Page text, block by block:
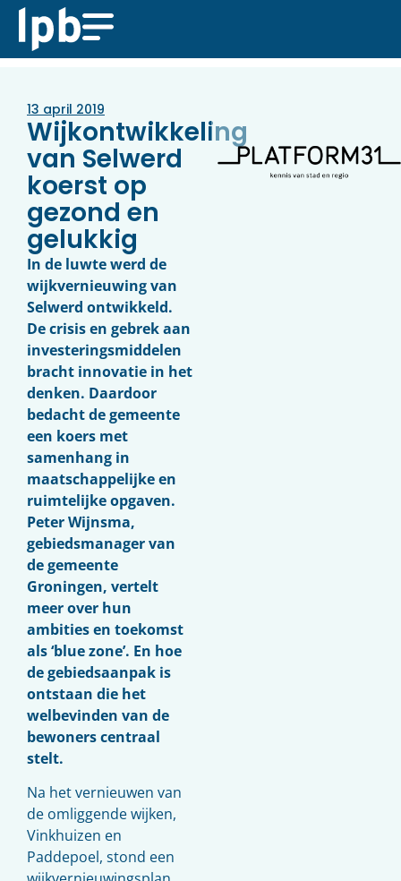
13 april 2019
Wijkontwikkeling
van Selwerd
koerst op
gezond en
gelukkig
In de luwte werd de
wijkvernieuwing van
Selwerd ontwikkeld.
De crisis en gebrek aan
investeringsmiddelen
bracht innovatie in het
denken. Daardoor
bedacht de gemeente
een koers met
samenhang in
maatschappelijke en
ruimtelijke opgaven.
Peter Wijnsma,
gebiedsmanager van
de gemeente
Groningen, vertelt
meer over hun
ambities en toekomst
als ‘blue zone’. En hoe
de gebiedsaanpak is
ontstaan die het
welbevinden van de
bewoners centraal
stelt.
Na het vernieuwen van
de omliggende wijken,
Vinkhuizen en
Paddepoel, stond een